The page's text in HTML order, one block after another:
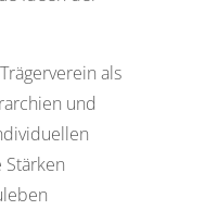
als
und
Stärken